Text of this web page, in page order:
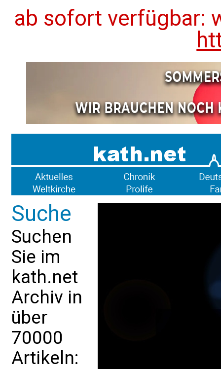
ab sofort verfügbar:
Suche
Suchen
Sie im
kath.net
Archiv in
über
70000
Artikeln: